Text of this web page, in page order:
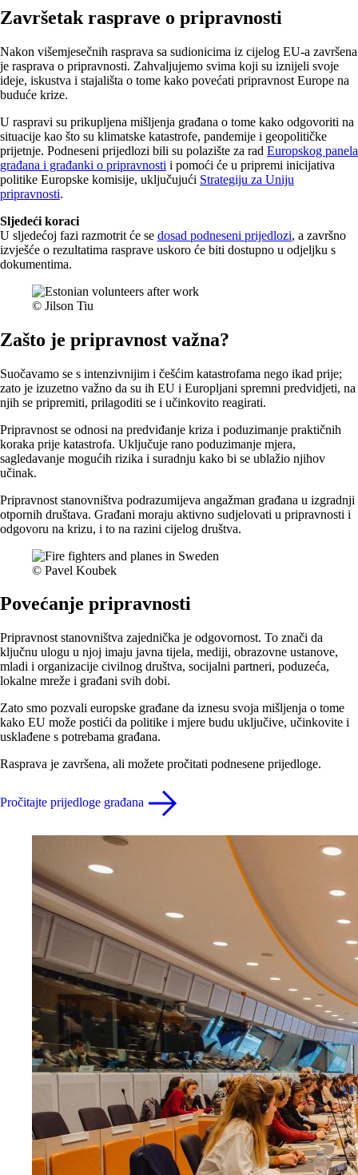
Završetak rasprave o pripravnosti
Nakon višemjesečnih rasprava sa sudionicima iz cijelog EU-a završena
je rasprava o pripravnosti. Zahvaljujemo svima koji su iznijeli svoje
ideje, iskustva i stajališta o tome kako povećati pripravnost Europe na
buduće krize.
U raspravi su prikupljena mišljenja građana o tome kako odgovoriti na
situacije kao što su klimatske katastrofe, pandemije i geopolitičke
prijetnje. Podneseni prijedlozi bili su polazište za rad Europskog panela
građana i građanki o pripravnosti i pomoći će u pripremi inicijativa
politike Europske komisije, uključujući Strategiju za Uniju
pripravnosti.
Sljedeći koraci
U sljedećoj fazi razmotrit će se dosad podneseni prijedlozi, a završno
izvješće o rezultatima rasprave uskoro će biti dostupno u odjeljku s
dokumentima.
© Jilson Tiu
Zašto je pripravnost važna?
Suočavamo se s intenzivnijim i češćim katastrofama nego ikad prije;
zato je izuzetno važno da su ih EU i Europljani spremni predvidjeti, na
njih se pripremiti, prilagoditi se i učinkovito reagirati.
Pripravnost se odnosi na predviđanje kriza i poduzimanje praktičnih
koraka prije katastrofa. Uključuje rano poduzimanje mjera,
sagledavanje mogućih rizika i suradnju kako bi se ublažio njihov
učinak.
Pripravnost stanovništva podrazumijeva angažman građana u izgradnji
otpornih društava. Građani moraju aktivno sudjelovati u pripravnosti i
odgovoru na krizu, i to na razini cijelog društva.
© Pavel Koubek
Povećanje pripravnosti
Pripravnost stanovništva zajednička je odgovornost. To znači da
ključnu ulogu u njoj imaju javna tijela, mediji, obrazovne ustanove,
mladi i organizacije civilnog društva, socijalni partneri, poduzeća,
lokalne mreže i građani svih dobi.
Zato smo pozvali europske građane da iznesu svoja mišljenja o tome
kako EU može postići da politike i mjere budu uključive, učinkovite i
usklađene s potrebama građana.
Rasprava je završena, ali možete pročitati podnesene prijedloge.
Pročitajte prijedloge građana